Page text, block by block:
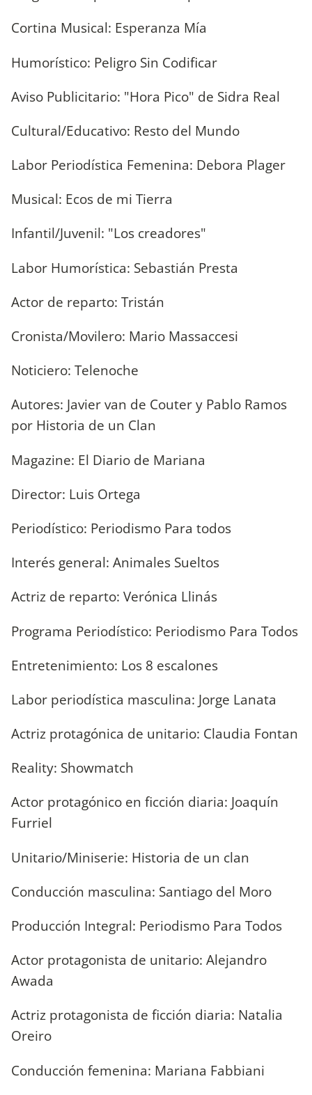
Cortina Musical: Esperanza Mía
Humorístico: Peligro Sin Codificar
Aviso Publicitario: "Hora Pico" de Sidra Real
Cultural/Educativo: Resto del Mundo
Labor Periodística Femenina: Debora Plager
Musical: Ecos de mi Tierra
Infantil/Juvenil: "Los creadores"
Labor Humorística: Sebastián Presta
Actor de reparto: Tristán
Cronista/Movilero: Mario Massaccesi
Noticiero: Telenoche
Autores: Javier van de Couter y Pablo Ramos
por Historia de un Clan
Magazine: El Diario de Mariana
Director: Luis Ortega
Periodístico: Periodismo Para todos
Interés general: Animales Sueltos
Actriz de reparto: Verónica Llinás
Programa Periodístico: Periodismo Para Todos
Entretenimiento: Los 8 escalones
Labor periodística masculina: Jorge Lanata
Actriz protagónica de unitario: Claudia Fontan
Reality: Showmatch
Actor protagónico en ficción diaria: Joaquín
Furriel
Unitario/Miniserie: Historia de un clan
Conducción masculina: Santiago del Moro
Producción Integral: Periodismo Para Todos
Actor protagonista de unitario: Alejandro
Awada
Actriz protagonista de ficción diaria: Natalia
Oreiro
Conducción femenina: Mariana Fabbiani